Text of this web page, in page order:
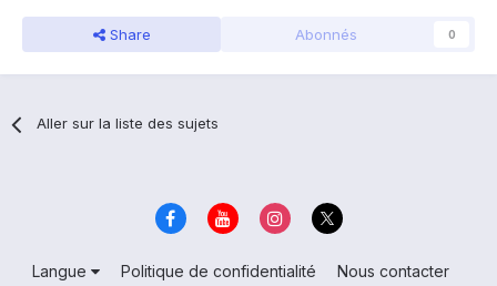
Share Abonnés 0
Aller sur la liste des sujets
Langue Politique de confidentialité
Nous contacter